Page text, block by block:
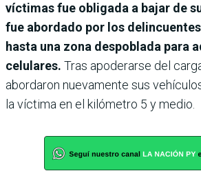
víctimas fue obligada a bajar de
fue abordado por los
hasta una zona despoblada para
celulares. Tras apoderarse del
abordaron nuevamente sus
la víctima en el kilómetro 5 y medio.